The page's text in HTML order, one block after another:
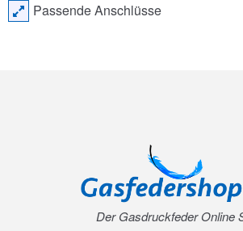
Passende Anschlüsse
Der Gasdruckfeder Online